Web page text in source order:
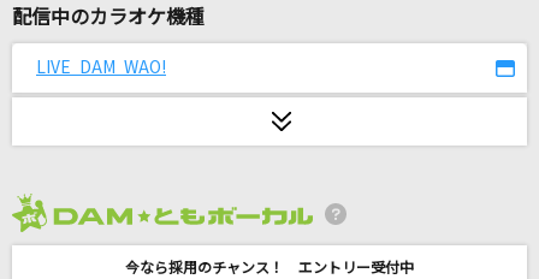
残響散歌
Flower Cloud
ヒノエ(高橋直純)
配信中のカラオケ機種
LIVE DAM WAO!
今なら採用のチャンス！ エントリー受付中